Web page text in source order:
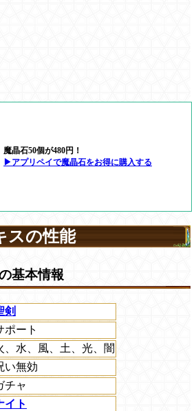
魔晶石50個が480円！
▶アプリペイで魔晶石をお得に購入する
スの性能
基本情報
剣
ポート
、水、風、土、光、闇
い無効
チャ
イト